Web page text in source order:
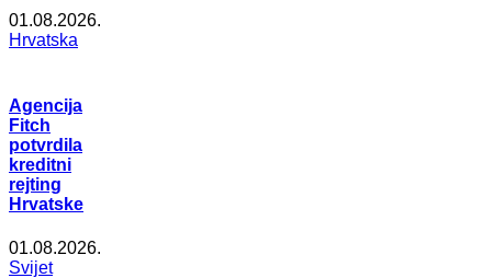
01.08.2026.
Hrvatska
Agencija
Fitch
potvrdila
kreditni
rejting
Hrvatske
01.08.2026.
Svijet